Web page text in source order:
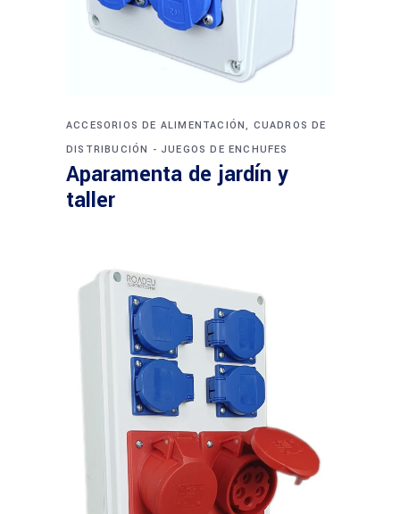
Aparamenta de jardín y
taller
ACCESORIOS DE ALIMENTACIÓN, CUADROS DE
DISTRIBUCIÓN - JUEGOS DE ENCHUFES